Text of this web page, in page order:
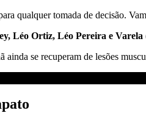
qualquer tomada de decisão.
Léo Ortiz, Léo Pereira e
se recuperam de lesões